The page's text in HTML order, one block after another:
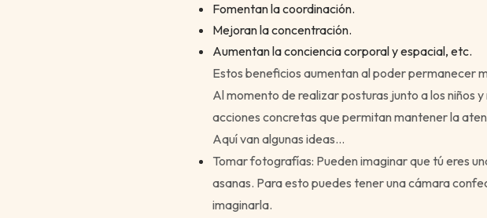
Fomentan la coordinación.
Mejoran la concentración.
Aumentan la conciencia corporal y espacial, etc.
Estos beneficios aumentan al poder permanecer
Al momento de realizar posturas junto a los niños
acciones concretas que permitan mantener la
Aquí van algunas ideas…
Tomar fotografías: Pueden imaginar que tú eres
asanas. Para esto puedes tener una cámara
imaginarla.